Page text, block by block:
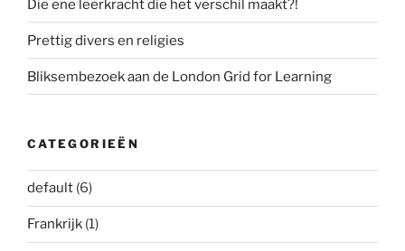
Die ene leerkracht die het verschil maakt?!
Prettig divers en religies
Bliksembezoek aan de London Grid for Learning
CATEGORIEËN
default (6)
Frankrijk (1)